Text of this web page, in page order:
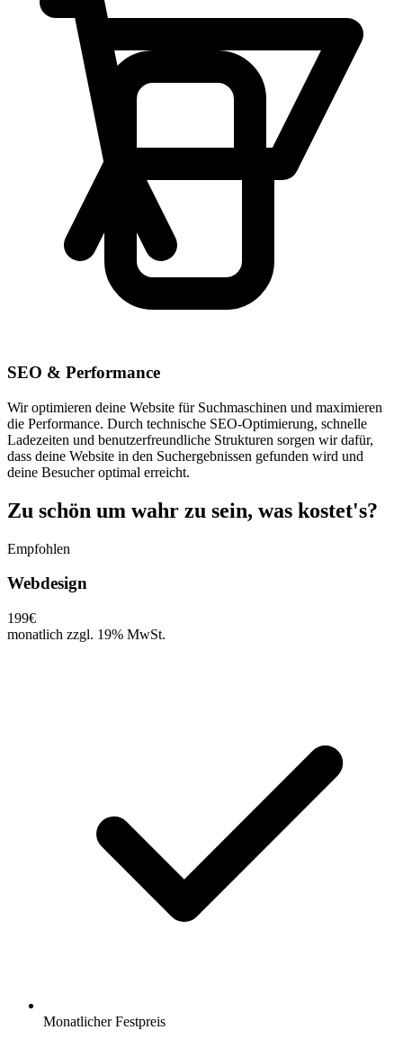
SEO & Performance
Wir optimieren deine Website für Suchmaschinen und maximieren
die Performance. Durch technische SEO-Optimierung, schnelle
Ladezeiten und benutzerfreundliche Strukturen sorgen wir dafür,
dass deine Website in den Suchergebnissen gefunden wird und
deine Besucher optimal erreicht.
Zu schön um wahr zu sein, was kostet's?
Empfohlen
Webdesign
199€
monatlich zzgl. 19% MwSt.
Monatlicher Festpreis